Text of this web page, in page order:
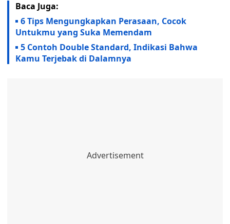
Baca Juga:
6 Tips Mengungkapkan Perasaan, Cocok
Untukmu yang Suka Memendam
5 Contoh Double Standard, Indikasi Bahwa
Kamu Terjebak di Dalamnya